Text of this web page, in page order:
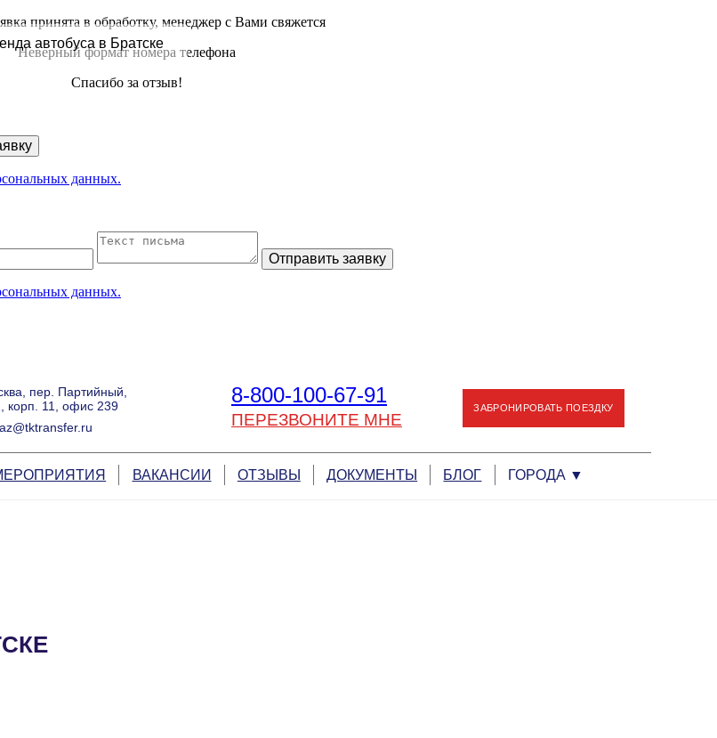
принята в обработку, менеджер с Вами свяжется
Неверный формат номера телефона
Спасибо за отзыв!
данных.
Отправить заявку
данных.
ЗАБРОНИРОВАТЬ ПОЕЗДКУ
8-800-100-67-91
ПЕРЕЗВОНИТЕ МНЕ
пер. Партийный,
корп. 11, офис 239
ВАКАНСИИ ОТЗЫВЫ ДОКУМЕНТЫ БЛОГ ГОРОДА ▼
автобуса в Братске